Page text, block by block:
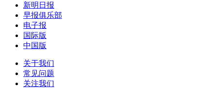
新明日报
早报俱乐部
电子报
国际版
中国版
关于我们
常见问题
关注我们